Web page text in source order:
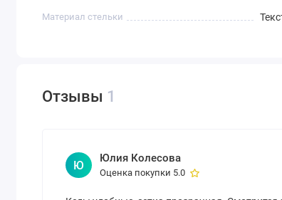
Материал стельки
Отзывы 1
Ю
Юлия Колесова
Оценка покупки 5.0